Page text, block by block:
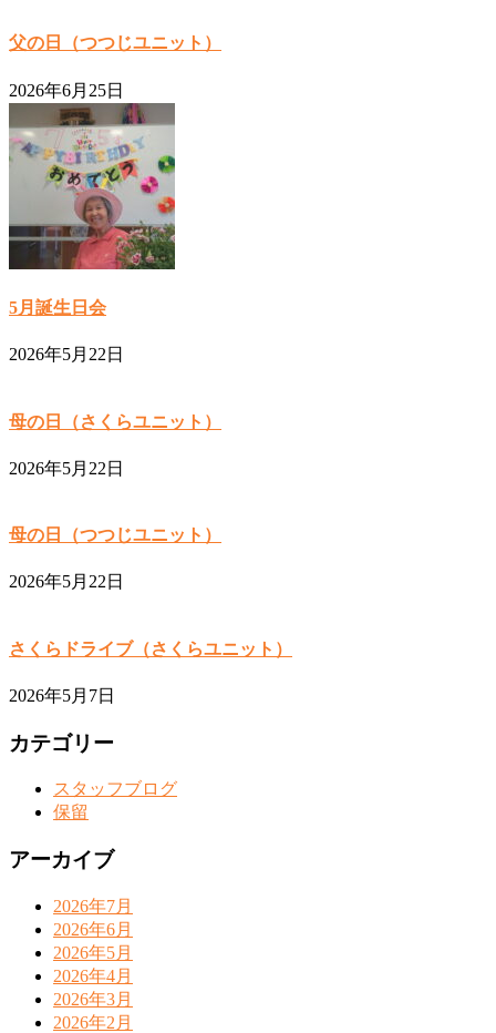
父の日（つつじユニット）
2026年6月25日
5月誕生日会
2026年5月22日
母の日（さくらユニット）
2026年5月22日
母の日（つつじユニット）
2026年5月22日
さくらドライブ（さくらユニット）
2026年5月7日
カテゴリー
スタッフブログ
保留
アーカイブ
2026年7月
2026年6月
2026年5月
2026年4月
2026年3月
2026年2月